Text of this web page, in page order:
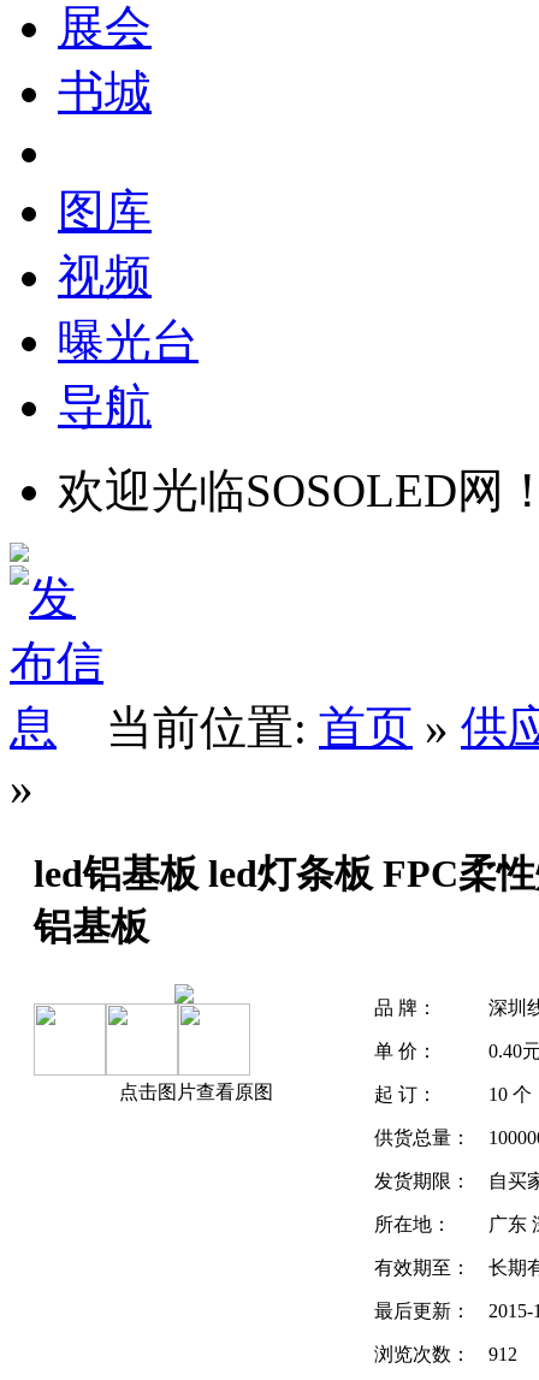
展会
书城
图库
视频
曝光台
导航
欢迎光临SOSOLED网
当前位置: 首页 » 供
»
led铝基板 led灯条板 FPC柔
铝基板
点击图片查看原图
品 牌： 深圳
单 价： 0.40
起 订： 10 个
供货总量：
发货期限： 自买
所在地： 广东
有效期至： 长期
最后更新： 2015-
浏览次数： 912